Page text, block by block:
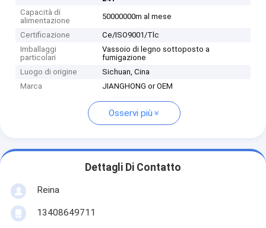
Capacità di
alimentazione
50000000m al mese
Certificazione
Ce/ISO9001/Tlc
Imballaggi
particolari
Vassoio di legno sottoposto a
fumigazione
Luogo di origine
Sichuan, Cina
Marca
JIANGHONG or OEM
Osservi più
Dettagli Di Contatto
Reina
13408649711